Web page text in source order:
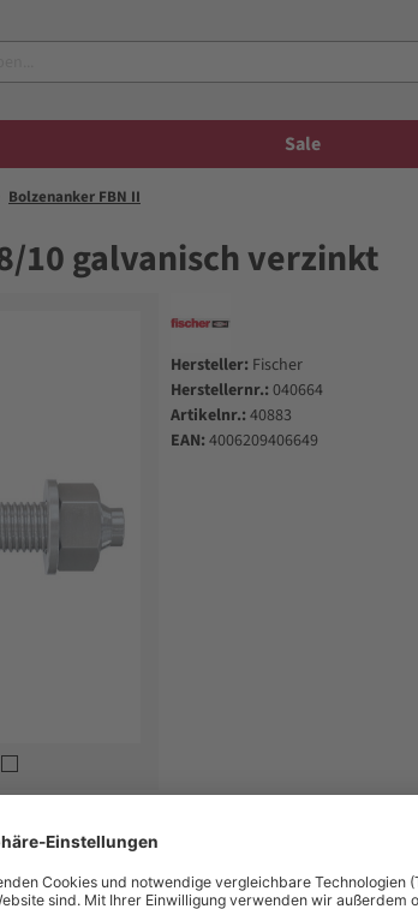
Sale
Bolzenanker FBN II
10 galvanisch verzinkt
Hersteller: Fischer
Herstellernr.: 040664
Artikelnr.: 40883
EAN: 4006209406649